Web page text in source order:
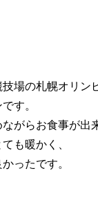
場の札幌オリン
す。
がらお食事が出
も暖かく、
ったです。